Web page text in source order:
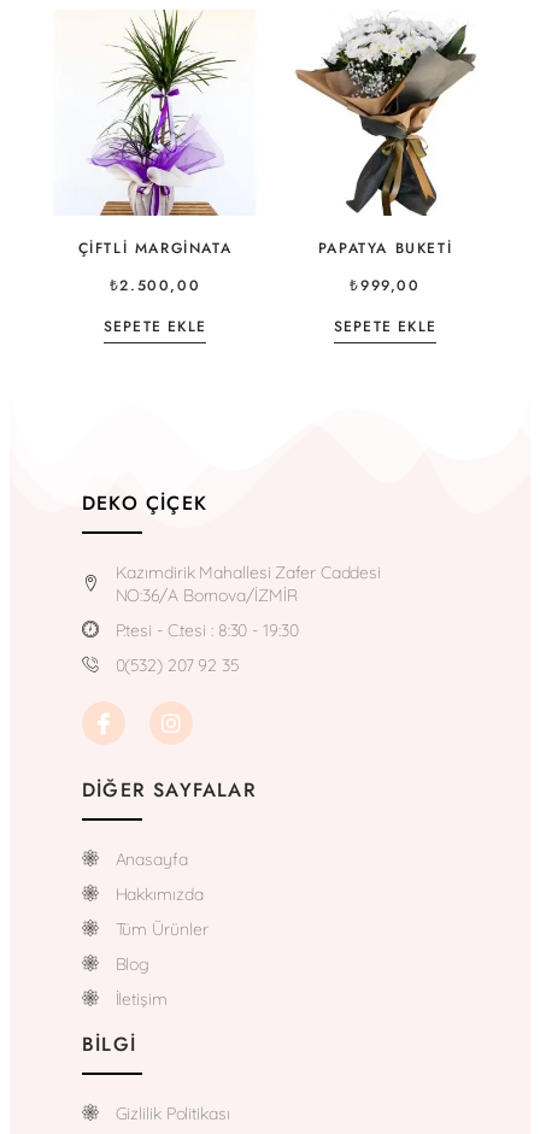
ÇIFTLI MARGINATA
₺2.500,00
SEPETE EKLE
PAPATYA BUKETI
₺999,00
SEPETE EKLE
DEKO ÇIÇEK
Kazımdirik Mahallesi Zafer Caddesi
NO:36/A Bornova/İZMİR
P.tesi - C.tesi : 8:30 - 19:30
0(532) 207 92 35
DIĞER SAYFALAR
Anasayfa
Hakkımızda
Tüm Ürünler
Blog
İletişim
BILGI
Gizlilik Politikası